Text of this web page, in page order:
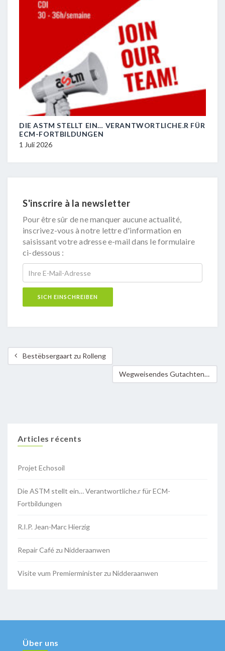
FÜR
R.I.P. JEAN-MARC HIERZIG
29 Juni 2026
S'inscrire à la newsletter
Pour être sûr de ne manquer aucune actualité,
inscrivez-vous à notre lettre d'information en
saisissant votre adresse e-mail dans le formulaire
ci-dessous :
Bestëbsergaart zu Rolleng
Wegweisendes Gutachten des Internationalen Gerichtshofs zum Klimawandel
Articles récents
Projet Echosoil
Die ASTM stellt ein… Verantwortliche.r für ECM-
Fortbildungen
R.I.P. Jean-Marc Hierzig
Repair Café zu Nidderaanwen
Visite vum Premierminister zu Nidderaanwen
Über uns